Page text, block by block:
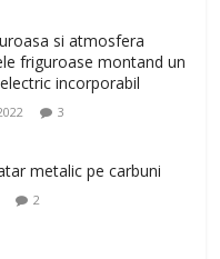
fara riduri. Crema
pentru o piele neteda si
0
si atmosfera
friguroase montand un
incorporabil
3
metalic pe carbuni
2